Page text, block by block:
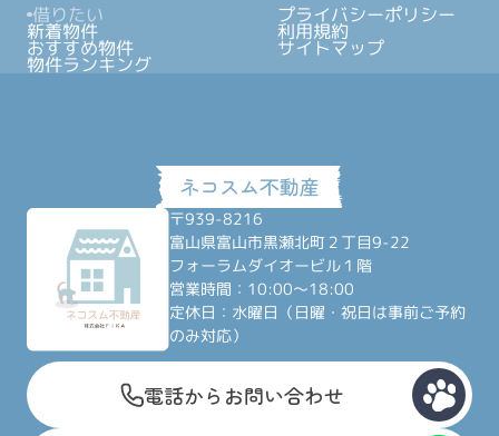
借りたい
新着物件
おすすめ物件
物件ランキング
プライバシーポリシー
利用規約
サイトマップ
〒939-8216
富山県富山市黒瀬北町２丁目9-22
フォーラムダイオービル１階
営業時間：10:00～18:00
定休日：水曜日（日曜・祝日は事前ご予約
のみ対応）
電話からお問い合わせ